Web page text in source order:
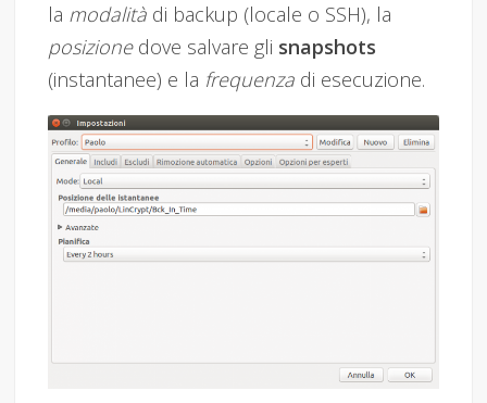
la modalità di backup (locale o SSH), la
posizionedove salvare gli snapshots
(instantanee) e la frequenza di esecuzione.